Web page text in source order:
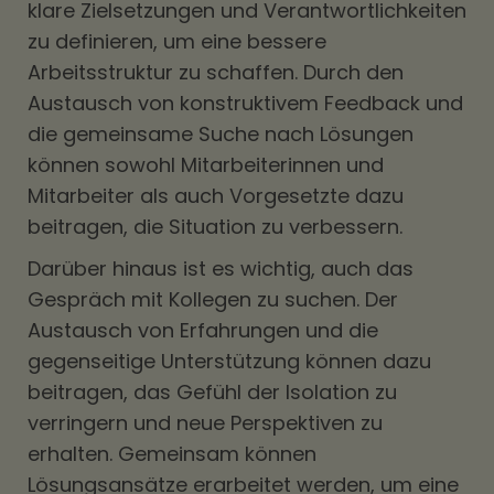
klare Zielsetzungen und Verantwortlichkeiten
zu definieren, um eine bessere
Arbeitsstruktur zu schaffen. Durch den
Austausch von konstruktivem Feedback und
die gemeinsame Suche nach Lösungen
können sowohl Mitarbeiterinnen und
Mitarbeiter als auch Vorgesetzte dazu
beitragen, die Situation zu verbessern.
Darüber hinaus ist es wichtig, auch das
Gespräch mit Kollegen zu suchen. Der
Austausch von Erfahrungen und die
gegenseitige Unterstützung können dazu
beitragen, das Gefühl der Isolation zu
verringern und neue Perspektiven zu
erhalten. Gemeinsam können
Lösungsansätze erarbeitet werden, um eine